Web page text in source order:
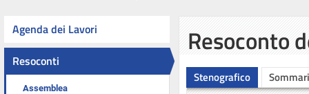
Agenda dei Lavori
Resoconti
Assemblea
Resoconto
Stenografico